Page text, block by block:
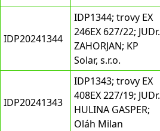
IDP20241344
IDP1344; trovy EX
246EX 627/22; JUDr.
ZAHORJAN; KP
Solar, s.r.o.
IDP20241343
IDP1343; trovy EX
408EX 227/19; JUDr.
HULINA GASPER;
Oláh Milan